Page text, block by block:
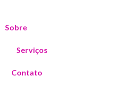
Sobre
Serviços
Contato